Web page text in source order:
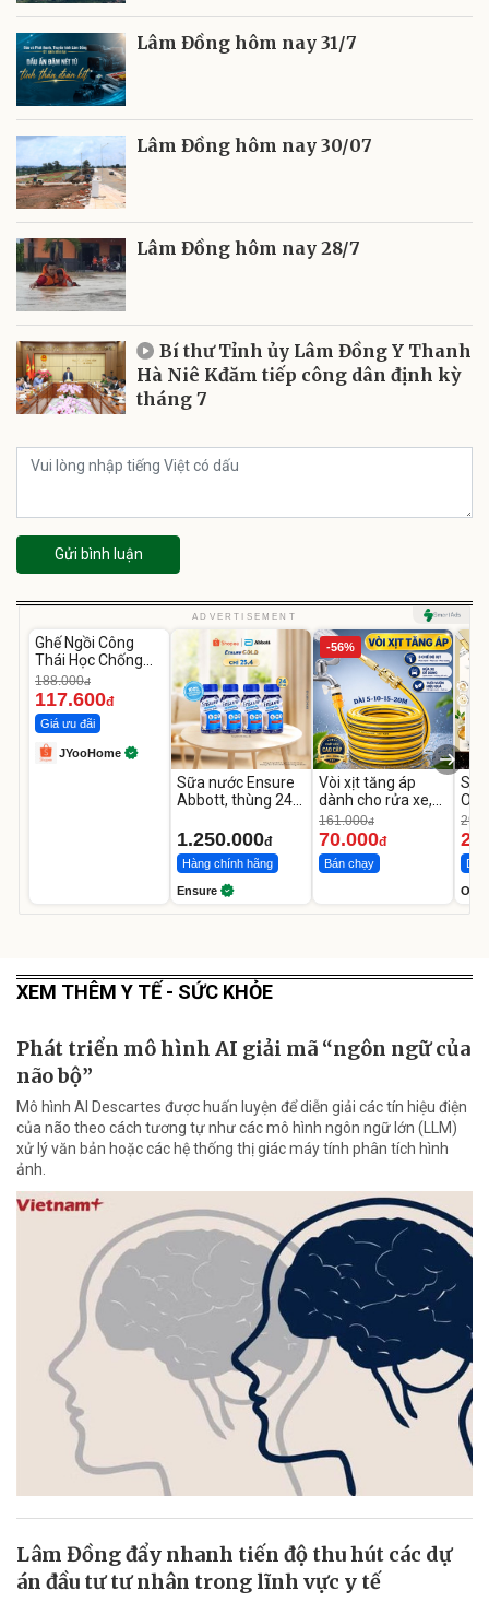
Lâm Đồng hôm nay 31/7
Lâm Đồng hôm nay 30/07
Lâm Đồng hôm nay 28/7
Bí thư Tỉnh ủy Lâm Đồng Y Thanh
Hà Niê Kđăm tiếp công dân định kỳ
tháng 7
Gửi bình luận
ADVERTISEMENT
-37%
Ghế Ngồi Công
Thái Học Chống
Mỏi Lưng
188.000đ
117.600đ
Giá ưu đãi
JYooHome
Sữa nước Ensure
Abbott, thùng 24
1.250.000đ
Hàng chính hãng
Ensure
-56%
Vòi xịt tăng áp
dành cho rửa xe,
tưới cây
161.000đ
70.000đ
Bán chạy
Olay
XEM THÊM Y TẾ - SỨC KHỎE
Phát triển mô hình AI giải mã “ngôn ngữ của
não bộ”
Mô hình AI Descartes được huấn luyện để diễn giải các tín hiệu điện
của não theo cách tương tự như các mô hình ngôn ngữ lớn (LLM)
xử lý văn bản hoặc các hệ thống thị giác máy tính phân tích hình
ảnh.
Lâm Đồng đẩy nhanh tiến độ thu hút các dự
án đầu tư tư nhân trong lĩnh vực y tế